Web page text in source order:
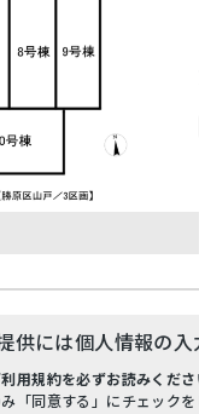
供には個人情報の
用規約を必ずお読みくださ
「同意する」にチェック